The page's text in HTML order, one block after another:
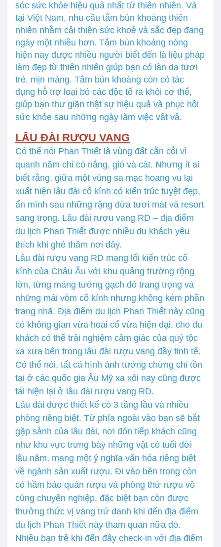
sóc sức khỏe hiệu quả nhất từ thiên nhiên. Và
tại Việt Nam, nhu cầu tắm bùn khoáng thiên
nhiên nhằm cải thiện sức khoẻ và sắc đẹp đang
ngày một nhiều hơn. Tắm bùn khoáng nóng
hiện nay được nhiều người biết đến là liệu pháp
làm đẹp từ thiên nhiên giúp bạn có làn da tươi
trẻ, mịn màng. Tắm bùn khoáng còn có tác
dụng hỗ trợ loại bỏ các độc tố ra khỏi cơ thể,
giúp bạn thư giãn thật sự hiệu quả và phục hồi
sức khỏe sau những ngày làm việc vất vả.
LÂU ĐÀI RƯỢU VANG
Có thể nói Phan Thiết là vùng đất cằn cỗi vì
quanh năm chỉ có nắng, gió và cát. Nhưng ít ai
biết rằng, giữa một vùng sa mạc hoang vu lại
xuất hiện lâu đài cổ kính có kiến trúc tuyệt đẹp,
ẩn mình sau những rặng dừa tươi mát và resort
sang trọng. Lâu đài rượu vang RD – địa điểm
du lịch Phan Thiết được nhiều du khách yêu
thích khi ghé thăm nơi đây.
Lâu đài rượu vang RD mang lối kiến trúc cổ
kính của Châu Âu với khu quảng trường rộng
lớn, từng mảng tường gạch đỏ trang trọng và
những mái vòm cổ kính nhưng không kém phần
trang nhã. Địa điểm du lịch Phan Thiết này cũng
có không gian vừa hoài cổ vừa hiện đại, cho du
khách có thể trải nghiệm cảm giác của quý tộc
xa xưa bên trong lâu đài rượu vang đầy tinh tế.
Có thể nói, tất cả hình ảnh tưởng chừng chỉ tồn
tại ở các quốc gia Âu Mỹ xa xôi nay cũng được
tái hiện lại ở lâu đài rượu vang RD.
Lâu đài được thiết kế có 3 tầng lầu và nhiều
phòng riêng biệt. Từ phía ngoài vào bạn sẽ bắt
gặp sảnh của lâu đài, nơi đón tiếp khách cũng
như khu vực trưng bày những vật có tuổi đời
lâu năm, mang một ý nghĩa văn hóa riêng biệt
về ngành sản xuất rượu. Đi vào bên trong còn
có hầm bảo quản rượu và phòng thử rượu vô
cùng chuyên nghiệp, đặc biệt bạn còn được
thưởng thức vị vang trứ danh khi đến địa điểm
du lịch Phan Thiết này tham quan nữa đó.
Nhiều bạn trẻ khi đến đây check-in với địa điểm